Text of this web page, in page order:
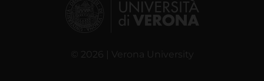
© 2026 | Verona University